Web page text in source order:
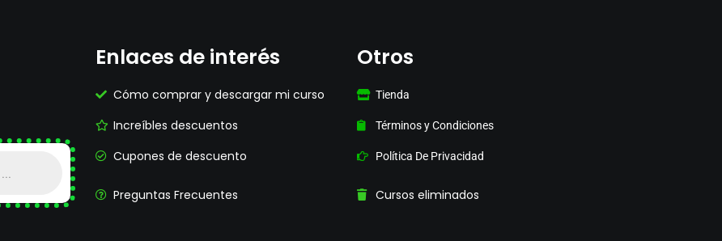
Enlaces de interés
Cómo comprar y descargar mi curso
Increíbles descuentos
Cupones de descuento
Preguntas Frecuentes
Otros
Tienda
Términos y Condiciones
Política De Privacidad
Cursos eliminados